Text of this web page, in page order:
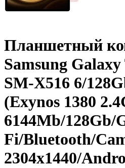
Планшетный
Samsung
SM-X516 6/­
(Exynos 1380
6144Mb/­128Gb/­
Fi/­Bluetooth/­
2304x1440/­Andro